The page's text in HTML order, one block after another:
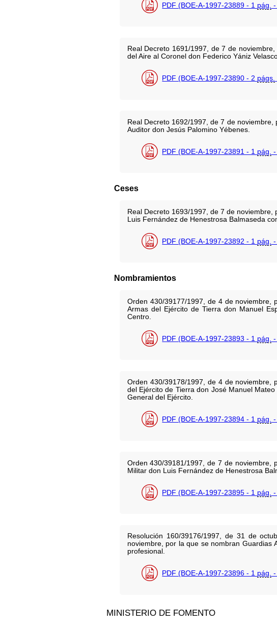
PDF (BOE-A-1997-23889 - 1 pág. -
Real Decreto 1691/1997, de 7 de
del Aire al Coronel don Federico Yániz
PDF (BOE-A-1997-23890 - 2 págs.
Real Decreto 1692/1997, de 7 de
Auditor don Jesús Palomino Yébenes.
PDF (BOE-A-1997-23891 - 1 pág. -
Ceses
Real Decreto 1693/1997, de 7 de
Luis Fernández de Henestrosa Balmaseda
PDF (BOE-A-1997-23892 - 1 pág. -
Nombramientos
Orden 430/39177/1997, de 4 de noviembre,
Armas del Ejército de Tierra don Manuel
Centro.
PDF (BOE-A-1997-23893 - 1 pág. -
Orden 430/39178/1997, de 4 de noviembre,
del Ejército de Tierra don José Manuel
General del Ejército.
PDF (BOE-A-1997-23894 - 1 pág. -
Orden 430/39181/1997, de 7 de noviembre,
Militar don Luis Fernández de Henestrosa
PDF (BOE-A-1997-23895 - 1 pág. -
Resolución 160/39176/1997, de 31 de
noviembre, por la que se nombran Guardias
profesional.
PDF (BOE-A-1997-23896 - 1 pág. -
MINISTERIO DE FOMENTO